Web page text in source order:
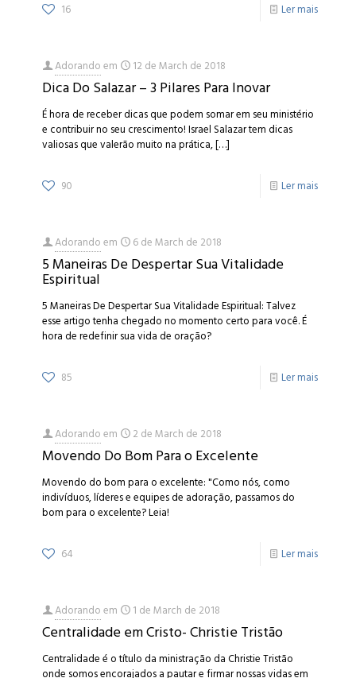
16 Ler mais
Adorandoem 12 de March de 2018
Dica Do Salazar – 3 Pilares Para Inovar
É hora de receber dicas que podem somar em seu ministério
e contribuir no seu crescimento! Israel Salazar tem dicas
valiosas que valerão muito na prática,[…]
90 Ler mais
Adorandoem 6 de March de 2018
5 Maneiras De Despertar Sua Vitalidade
Espiritual
5 Maneiras De Despertar Sua Vitalidade Espiritual: Talvez
esse artigo tenha chegado no momento certo para você. É
hora de redefinir sua vida de oração?
85 Ler mais
Adorandoem 2 de March de 2018
Movendo Do Bom Para o Excelente
Movendo do bom para o excelente: "Como nós, como
indivíduos, líderes e equipes de adoração, passamos do
bom para o excelente? Leia!
64 Ler mais
Adorandoem 1 de March de 2018
Centralidade em Cristo- Christie Tristão
Centralidade é o título da ministração da Christie Tristão
onde somos encorajados a pautar e firmar nossas vidas em